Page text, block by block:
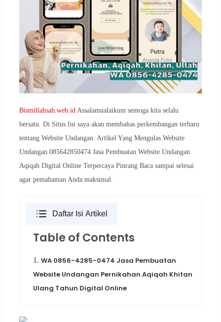
Bismillahsah.web.idAssalamualaikum semoga kita selalu
bersatu. Di Situs Ini saya akan membahas perkembangan terbaru
tentang Website Undangan. Artikel Yang Mengulas Website
Undangan 085642850474 Jasa Pembuatan Website Undangan
Aqiqah Digital Online Terpercaya Pinrang Baca sampai selesai
agar pemahaman Anda maksimal.
Daftar Isi Artikel
Table of Contents
1. WA 0856-4285-0474 Jasa Pembuatan
Website Undangan Pernikahan Aqiqah Khitan
Ulang Tahun Digital Online